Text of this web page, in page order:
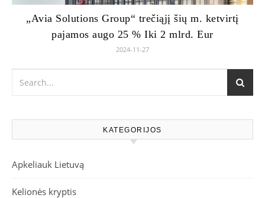
„Avia Solutions Group“ trečiąjį šių m. ketvirtį
pajamos augo 25 % Iki 2 mlrd. Eur
2024-11-27
KATEGORIJOS
Apkeliauk Lietuvą
Kelionės kryptis